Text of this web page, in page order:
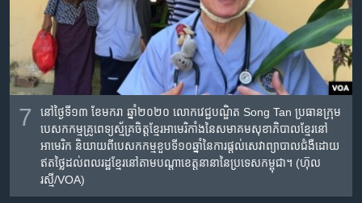
7
នៅ​ថ្ងៃ​ទី​១៣​ ខែ​មករា​ ឆ្នាំ​២០២០​ លោក​វេជ្ជបណ្ឌិត​ Song Tan ប្រធាន​ក្រុម​
បេសកកម្ម​គ្រូ​ពេទ្យ​ស្ម័គ្រ​ចិត្ត​ខ្មែរ​អាមេរិកាំង​នៃ​សមាគម​សុខាភិបាល​ខ្មែរ​​នៅ​
អាមេរិក​ និយាយ​ពីបេសកកម្ម​ខួបទី​១០ឆ្នាំ​នៃ​ការ​ផ្តល់​សេវាព្យាបាល​ជំងឺ​ដោយ​
ឥតថ្លៃ​ដល់​ពលរដ្ឋ​ខ្មែរនៅតាម​បណ្តាខេត្ត​នានា​នៃ​ប្រទេស​កម្ពុជា។ (ហ៊ុល
រស្មី/VOA)